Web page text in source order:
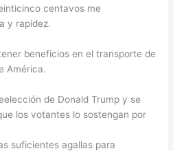
centavos me
y rapidez.
beneficios en el transporte de
América.
de Donald Trump y se
los votantes lo sostengan por
suficientes agallas para